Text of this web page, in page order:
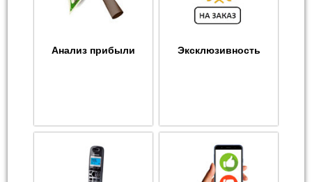
Анализ прибыли Эксклюзивность